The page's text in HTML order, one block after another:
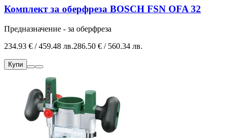
Комплект за оберфреза BOSCH FSN OFA 32
Предназначение - за оберфреза
234.93 € / 459.48 лв.286.50 € / 560.34 лв.
Купи